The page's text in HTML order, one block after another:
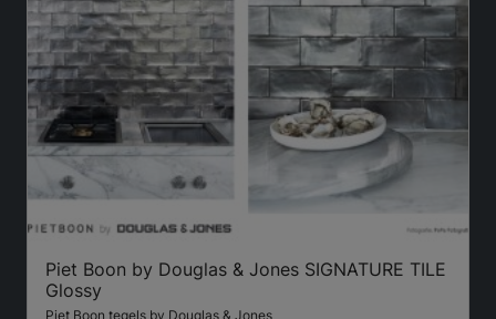
Piet Boon by Douglas & Jones SIGNATURE TILE
Glossy
Piet Boon tegels by Douglas & Jones